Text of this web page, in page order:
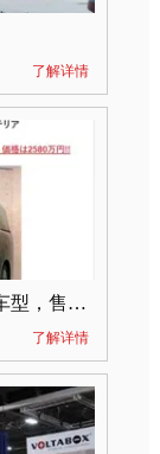
了解详情
雷克萨斯LM在日本本土竟属“进口”车型，售价2580万日元
了解详情